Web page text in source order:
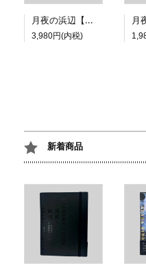
月夜の浜辺【特装版】
3,980円(内税)
新着商品